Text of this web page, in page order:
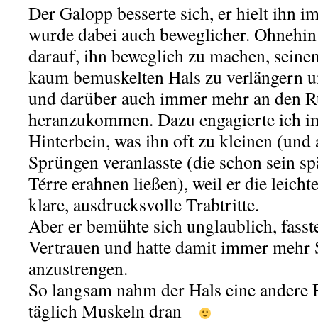
Der Galopp besserte sich, er hielt ihn
wurde dabei auch beweglicher.
darauf, ihn beweglich zu machen,
kaum bemuskelten Hals zu verlängern
und darüber auch immer mehr an den
heranzukommen. Dazu engagierte ich
Hinterbein, was ihn oft zu kleinen
Sprüngen veranlasste (die schon sein
Térre erahnen ließen), weil er die
klare, ausdrucksvolle Trabtritte.
Aber er bemühte sich unglaublich,
Vertrauen und hatte damit immer mehr
anzustrengen.
So langsam nahm der Hals eine
täglich Muskeln dran